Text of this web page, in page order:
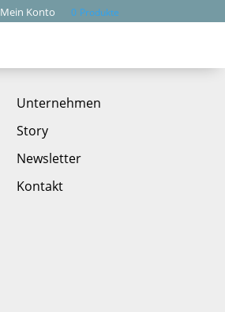
Mein Konto 0 Produkte
Unternehmen
Story
Newsletter
Kontakt